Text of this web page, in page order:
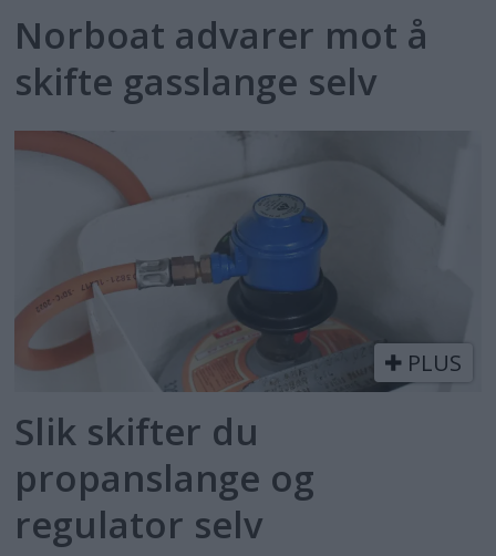
Norboat advarer mot å
skifte gasslange selv
PLUS
Slik skifter du
propanslange og
regulator selv